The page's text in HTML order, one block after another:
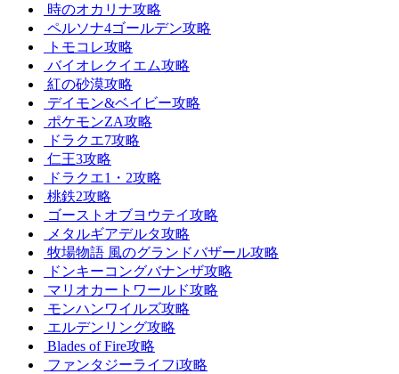
時のオカリナ攻略
ペルソナ4ゴールデン攻略
トモコレ攻略
バイオレクイエム攻略
紅の砂漠攻略
デイモン&ベイビー攻略
ポケモンZA攻略
ドラクエ7攻略
仁王3攻略
ドラクエ1・2攻略
桃鉄2攻略
ゴーストオブヨウテイ攻略
メタルギアデルタ攻略
牧場物語 風のグランドバザール攻略
ドンキーコングバナンザ攻略
マリオカートワールド攻略
モンハンワイルズ攻略
エルデンリング攻略
Blades of Fire攻略
ファンタジーライフi攻略